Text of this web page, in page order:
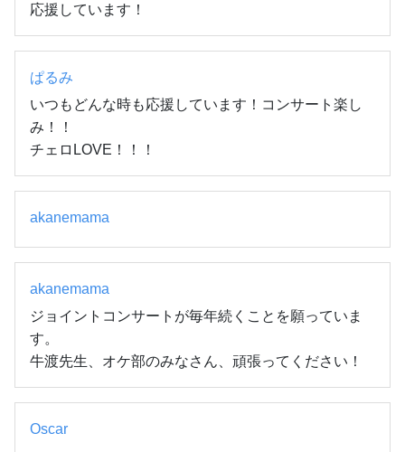
応援しています！
ぱるみ
いつもどんな時も応援しています！コンサート楽し
み！！
チェロLOVE！！！
akanemama
akanemama
ジョイントコンサートが毎年続くことを願っていま
す。
牛渡先生、オケ部のみなさん、頑張ってください！
Oscar